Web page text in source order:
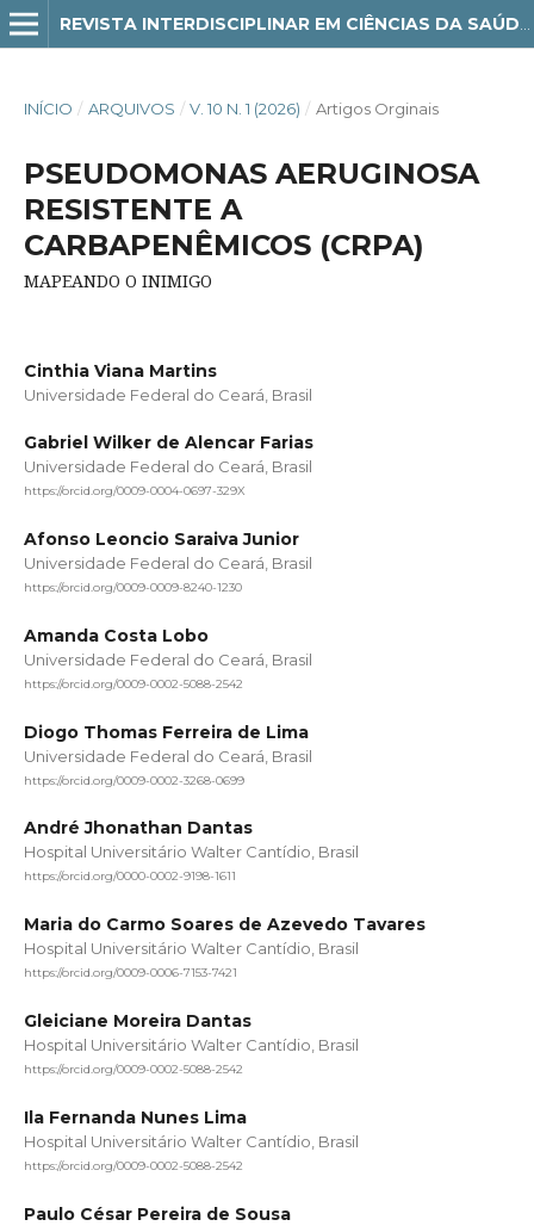
INÍCIO / ARQUIVOS / V. 10 N. 1 (2026) / Artigos Orginais
PSEUDOMONAS AERUGINOSA
RESISTENTE A
CARBAPENÊMICOS (CRPA)
MAPEANDO O INIMIGO
Cinthia Viana Martins
Universidade Federal do Ceará, Brasil
Gabriel Wilker de Alencar Farias
Universidade Federal do Ceará, Brasil
https://orcid.org/0009-0004-0697-329X
Afonso Leoncio Saraiva Junior
Universidade Federal do Ceará, Brasil
https://orcid.org/0009-0009-8240-1230
Amanda Costa Lobo
Universidade Federal do Ceará, Brasil
https://orcid.org/0009-0002-5088-2542
Diogo Thomas Ferreira de Lima
Universidade Federal do Ceará, Brasil
https://orcid.org/0009-0002-3268-0699
André Jhonathan Dantas
Hospital Universitário Walter Cantídio, Brasil
https://orcid.org/0000-0002-9198-1611
Maria do Carmo Soares de Azevedo Tavares
Hospital Universitário Walter Cantídio, Brasil
https://orcid.org/0009-0006-7153-7421
Gleiciane Moreira Dantas
Hospital Universitário Walter Cantídio, Brasil
https://orcid.org/0009-0002-5088-2542
Ila Fernanda Nunes Lima
Hospital Universitário Walter Cantídio, Brasil
https://orcid.org/0009-0002-5088-2542
Paulo César Pereira de Sousa